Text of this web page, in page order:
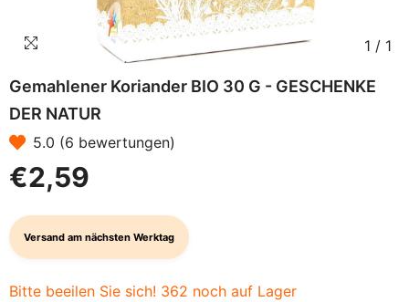
1 / 1
Gemahlener Koriander BIO 30 G - GESCHENKE
DER NATUR
5.0 (6 bewertungen)
€2,59
Versand am nächsten Werktag
Bitte beeilen Sie sich! 362 noch auf Lager